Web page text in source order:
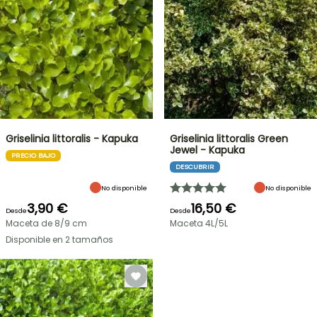
Griselinia littoralis - Kapuka
PRECIO BAJO
No disponible
Desde3,90 €
Maceta de 8/9 cm
Disponible en 2 tamaños
Griselinia littoralis Green
Jewel - Kapuka
DESCUBRIR
No disponible
Desde16,50 €
Maceta 4L/5L